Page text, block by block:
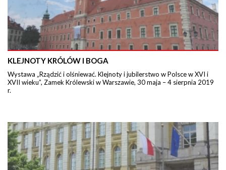
KLEJNOTY KRÓLÓW I BOGA
Wystawa „Rządzić i olśniewać. Klejnoty i jubilerstwo w Polsce w XVI i
XVII wieku”, Zamek Królewski w Warszawie, 30 maja – 4 sierpnia 2019
r.